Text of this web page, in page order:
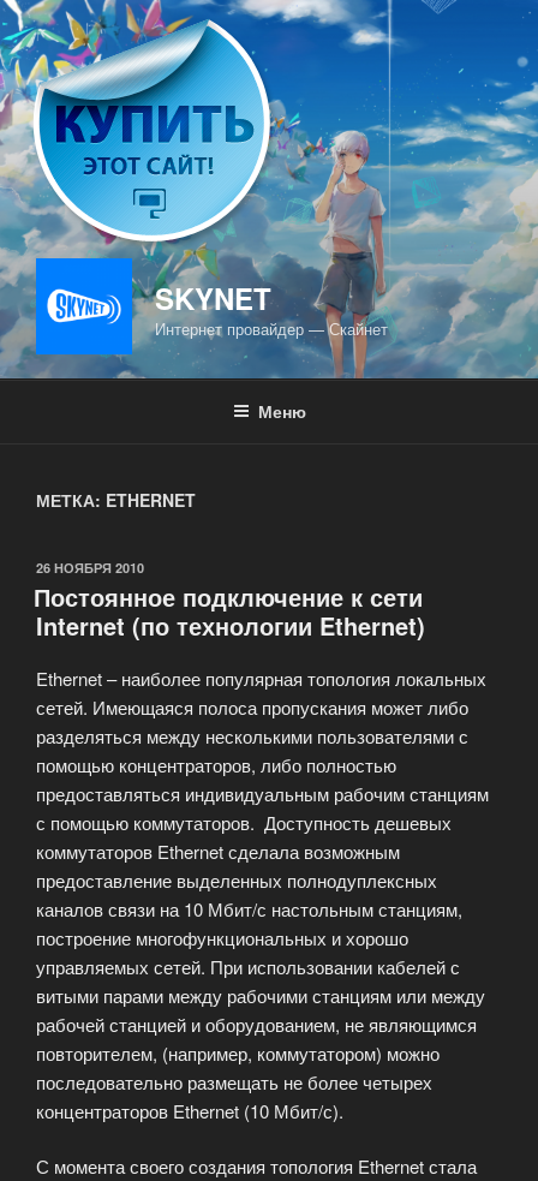
Перейти
к
содержимому
SKYNET
Интернет провайдер — Скайнет
Меню
МЕТКА: ETHERNET
ОПУБЛИКОВАНО
26 НОЯБРЯ 2010
Постоянное подключение к сети
Internet (по технологии Ethernet)
Ethernet – наиболее популярная топология локальных
сетей. Имеющаяся полоса пропускания может либо
разделяться между несколькими пользователями с
помощью концентраторов, либо полностью
предоставляться индивидуальным рабочим станциям
с помощью коммутаторов. Доступность дешевых
коммутаторов Ethernet сделала возможным
предоставление выделенных полнодуплексных
каналов связи на 10 Мбит/с настольным станциям,
построение многофункциональных и хорошо
управляемых сетей. При использовании кабелей с
витыми парами между рабочими станциям или между
рабочей станцией и оборудованием, не являющимся
повторителем, (например, коммутатором) можно
последовательно размещать не более четырех
концентраторов Ethernet (10 Мбит/с).
С момента своего создания топология Ethernet стала